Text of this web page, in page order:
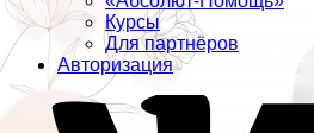
Курсы
Для партнёров
Авторизация